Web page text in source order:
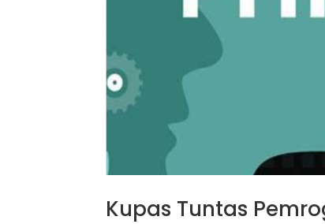
Kupas Tuntas